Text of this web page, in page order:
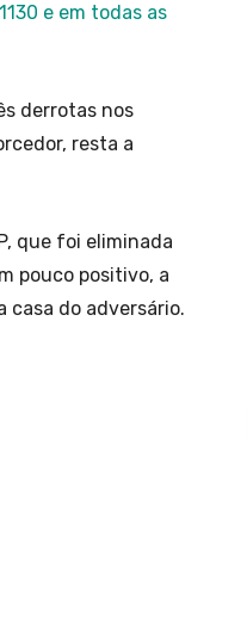
e em todas as
derrotas nos
resta a
que foi eliminada
pouco positivo, a
casa do adversário.